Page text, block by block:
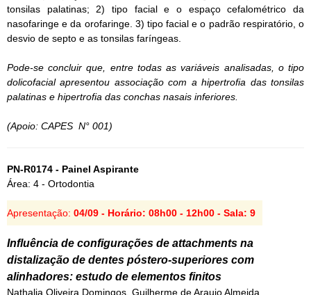
tonsilas palatinas; 2) tipo facial e o espaço cefalométrico da
nasofaringe e da orofaringe. 3) tipo facial e o padrão respiratório, o
desvio de septo e as tonsilas faríngeas.
Pode-se concluir que, entre todas as variáveis analisadas, o tipo
dolicofacial apresentou associação com a hipertrofia das tonsilas
palatinas e hipertrofia das conchas nasais inferiores.
(Apoio: CAPES N° 001)
PN-R0174 - Painel Aspirante
Área: 4 - Ortodontia
Apresentação: 04/09 - Horário: 08h00 - 12h00 - Sala: 9
Influência de configurações de attachments na
distalização de dentes póstero-superiores com
alinhadores: estudo de elementos finitos
Nathalia Oliveira Domingos, Guilherme de Araujo Almeida